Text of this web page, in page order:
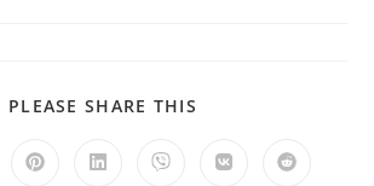
PLEASE SHARE THIS